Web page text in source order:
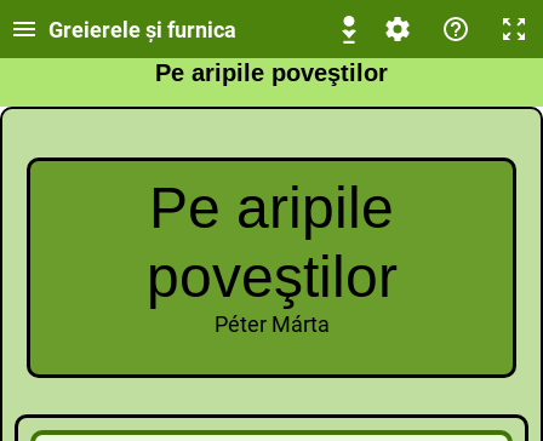
Greierele şi furnica
Pe aripile poveştilor
Pe aripile
poveştilor
Péter Márta